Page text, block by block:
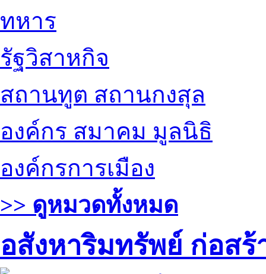
ทหาร
รัฐวิสาหกิจ
สถานทูต สถานกงสุล
องค์กร สมาคม มูลนิธิ
องค์กรการเมือง
>> ดูหมวดทั้งหมด
อสังหาริมทรัพย์ ก่อส